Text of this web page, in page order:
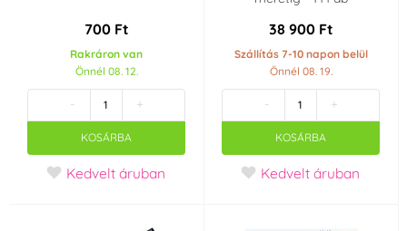
700 Ft
Rakráron van
Önnél 08. 12.
- +
KOSÁRBA
Kedvelt áruban
38 900 Ft
Szállítás 7-10 napon belül
Önnél 08. 19.
- +
KOSÁRBA
Kedvelt áruban